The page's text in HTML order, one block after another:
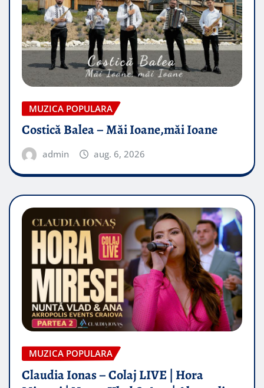
MUZICA POPULARA
Costică Balea – Măi Ioane,măi Ioane
admin aug. 6, 2026
MUZICA POPULARA
Claudia Ionas – Colaj LIVE | Hora